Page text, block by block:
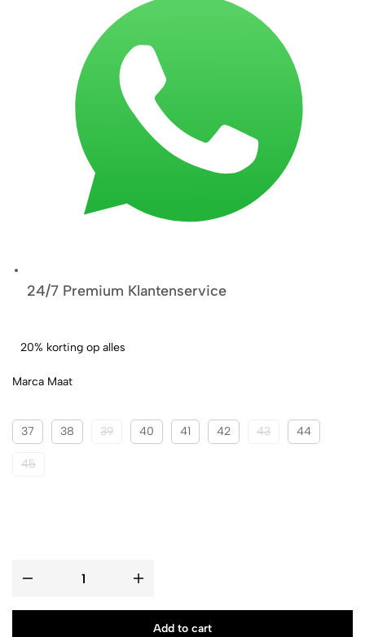
24/7 Premium Klantenservice
20% korting op alles
Marca Maat
37 38 39 40 41 42 43 44
45
Add to cart